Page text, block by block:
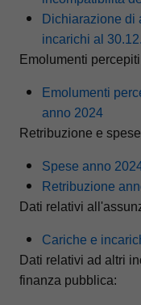
Dichiarazione di
incarichi al
Emolumenti
Emolumenti
anno 2024
Retribuzione e
Spese anno
Retribuzione
Dati relativi
Cariche e
Dati relativi ad altri
finanza pubblica: